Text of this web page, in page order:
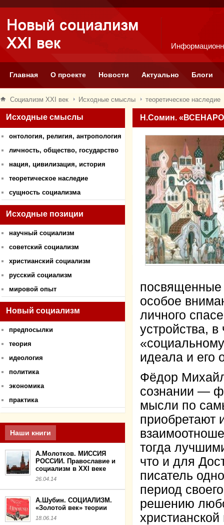
Главная О проекте Новости Актуально Блоги
Социализм XXI век Исходные смыслы теоретическое наследие
Исходные смыслы
онтология, религия, антропология
личность, общество, государство
нация, цивилизация, история
теоретическое наследие
сущность социализма
Исходные позиции
научный социализм
советский социализм
христианский социализм
русский социализм
мировой опыт
Новый социализм
предпосылки
теория
идеология
политика
экономика
практика
Наши книги
А.Молотков. МИССИЯ
РОССИИ. Православие и
социализм в XXI веке
26.04.14
А.Шубин. СОЦИАЛИЗМ.
«Золотой век» теории
18.06.14
Н.Сомин.
посвященные
особое
личного
устройства,
идеала и его
Фёдор
сознании —
мысли по
приобретают
тогда
что и для
писатель
период
решению